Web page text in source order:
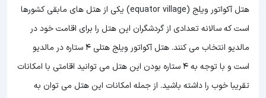
هتل آکواتور ویلج (equator village) یکی از هتل های مابقی کشورها
است که سالانه تعدادی از گردشگران این هتل را برای اقامت خود در
مالدیو انتخاب می کنند. هتل آکواتور ویلج هتلی 4 ستاره در مالدیو
است و با توجه به 4 ستاره بودن این هتل می توانید اقامتی با امکانات
تقریبا خوب را داشته باشید. از جمله امکانات این هتل می توان به